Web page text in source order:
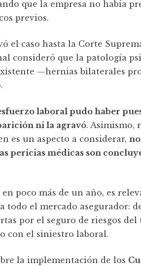
que la empresa no había
previos.
el caso hasta la Corte
consideró que la patología
—hernias bilaterales
laboral pudo haber
ni la agravó. Asimismo,
es un aspecto a considerar,
pericias médicas son
poco más de un año, es
todo el mercado asegurador:
por el seguro de riesgos del
con el siniestro laboral.
la implementación de los